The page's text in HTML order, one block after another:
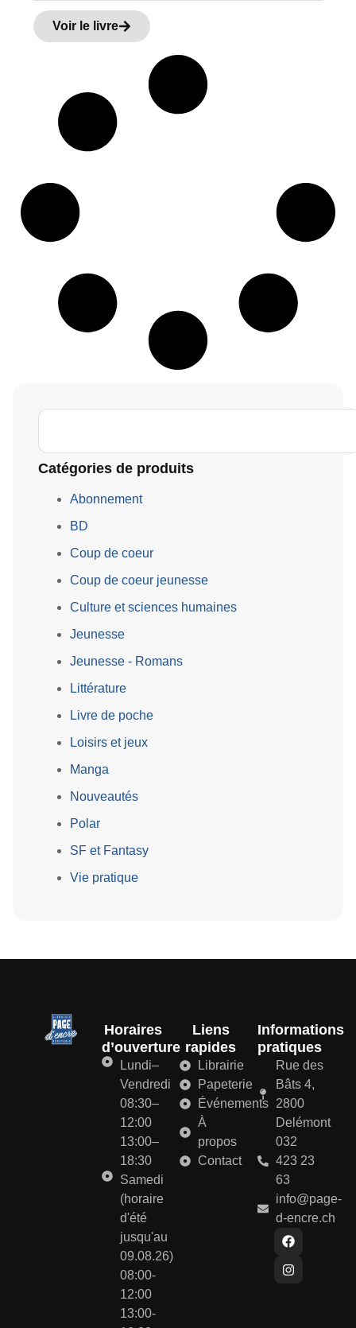
Voir le livre
Catégories de produits
Abonnement
BD
Coup de coeur
Coup de coeur jeunesse
Culture et sciences humaines
Jeunesse
Jeunesse - Romans
Littérature
Livre de poche
Loisirs et jeux
Manga
Nouveautés
Polar
SF et Fantasy
Vie pratique
Horaires
d’ouverture
Lundi–
Vendredi
08:30–
12:00
13:00–
18:30
Samedi
(horaire
d'été
jusqu'au
09.08.26)
08:00-
12:00
13:00-
Liens
rapides
Librairie
Papeterie
Événements
À
propos
Contact
Informations
pratiques
Rue des
Bâts 4,
2800
Delémont
032
423 23
63
info@page-
d-encre.ch